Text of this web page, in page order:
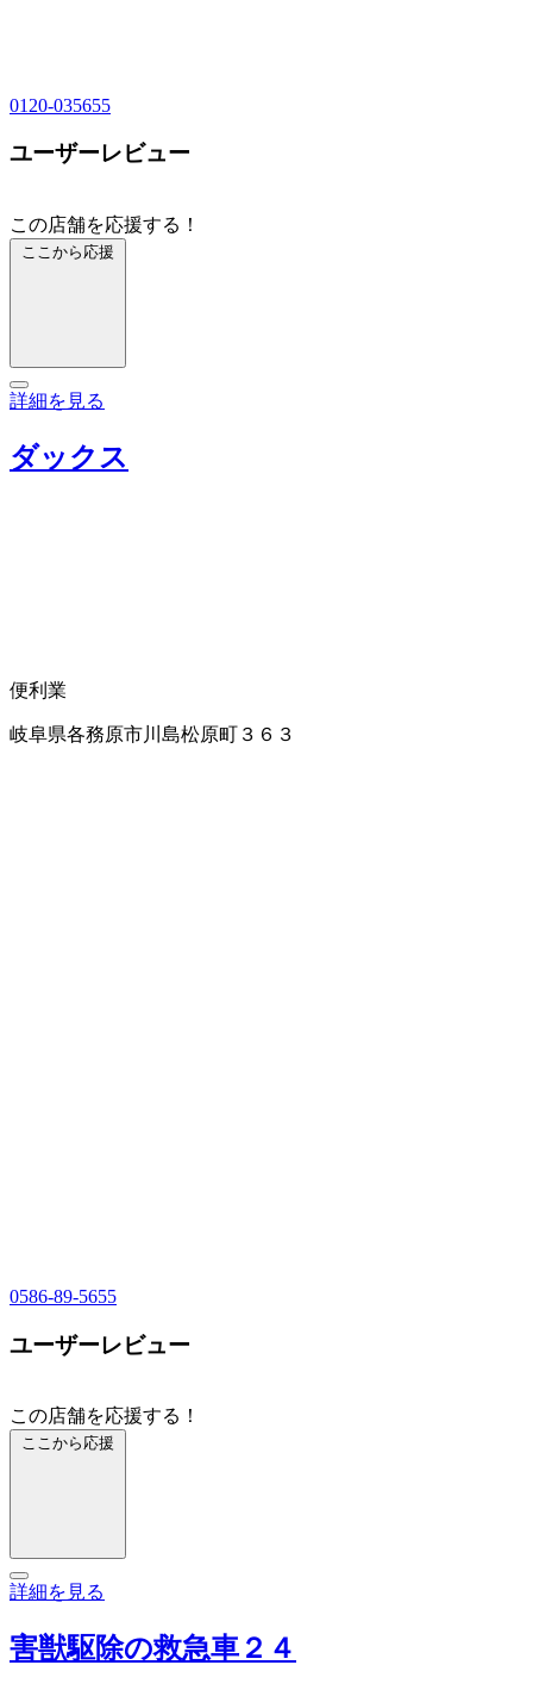
0120-035655
ユーザーレビュー
この店舗を応援する！
ここから応援
詳細を見る
ダックス
便利業
岐阜県各務原市川島松原町３６３
0586-89-5655
ユーザーレビュー
この店舗を応援する！
ここから応援
詳細を見る
害獣駆除の救急車２４